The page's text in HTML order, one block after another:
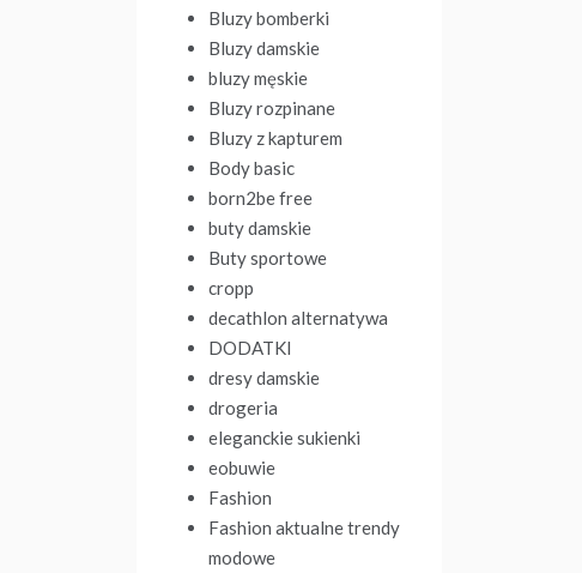
Bluzy bomberki
Bluzy damskie
bluzy męskie
Bluzy rozpinane
Bluzy z kapturem
Body basic
born2be free
buty damskie
Buty sportowe
cropp
decathlon alternatywa
DODATKI
dresy damskie
drogeria
eleganckie sukienki
eobuwie
Fashion
Fashion aktualne trendy
modowe